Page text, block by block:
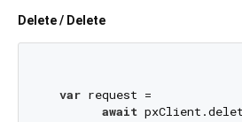
Delete / Delete
var request =
await